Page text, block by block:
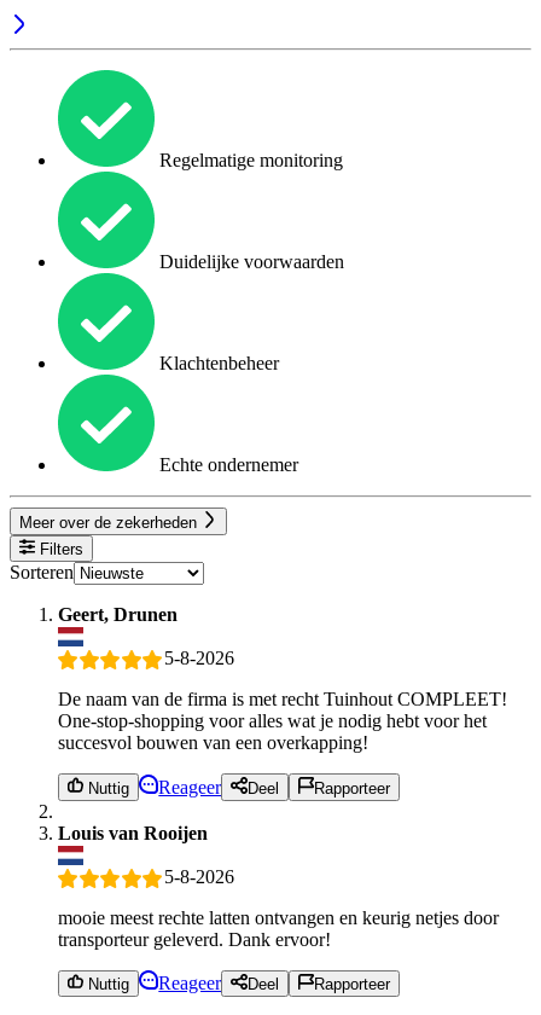
Regelmatige monitoring
Duidelijke voorwaarden
Klachtenbeheer
Echte ondernemer
Meer over de zekerheden
Filters
Sorteren
Geert, Drunen
5-8-2026
De naam van de firma is met recht Tuinhout COMPLEET!
One-stop-shopping voor alles wat je nodig hebt voor het
succesvol bouwen van een overkapping!
Nuttig Reageer Deel Rapporteer
Louis van Rooijen
5-8-2026
mooie meest rechte latten ontvangen en keurig netjes door
transporteur geleverd. Dank ervoor!
Nuttig Reageer Deel Rapporteer